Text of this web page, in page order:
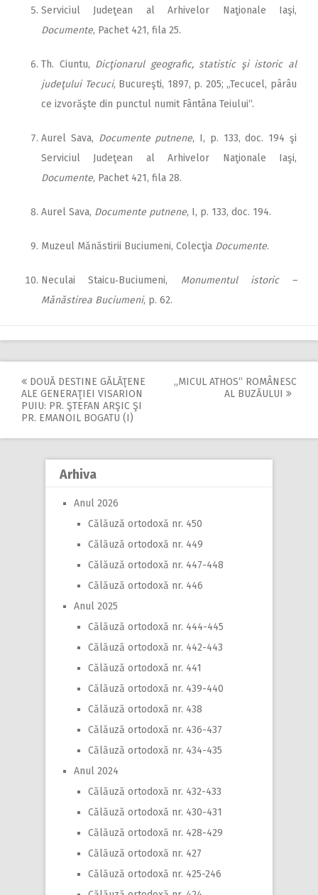
Serviciul Judeţean al Arhivelor Naţionale Iaşi,
Documente, Pachet 421, fila 25.
Th. Ciuntu, Dicţionarul geografic, statistic şi istoric al
judeţului Tecuci, Bucureşti, 1897, p. 205; „Tecucel, pârâu
ce izvorăşte din punctul numit Fântâna Teiului“.
Aurel Sava, Documente putnene, I, p. 133, doc. 194 şi
Serviciul Judeţean al Arhivelor Naţionale Iaşi,
Documente, Pachet 421, fila 28.
Aurel Sava, Documente putnene, I, p. 133, doc. 194.
Muzeul Mănăstirii Buciumeni, Colecţia Documente.
Neculai Staicu‑Buciumeni, Monumentul istoric –
Mănăstirea Buciumeni, p. 62.
Post
navigation
DOUĂ DESTINE GĂLĂŢENE
ALE GENERAŢIEI VISARION
PUIU: PR. ŞTEFAN ARŞIC ŞI
PR. EMANOIL BOGATU (I)
„MICUL ATHOS“ ROMÂNESC
AL BUZĂULUI
Arhiva
Anul 2026
Călăuză ortodoxă nr. 450
Călăuză ortodoxă nr. 449
Călăuză ortodoxă nr. 447-448
Călăuză ortodoxă nr. 446
Anul 2025
Călăuză ortodoxă nr. 444-445
Călăuză ortodoxă nr. 442-443
Călăuză ortodoxă nr. 441
Călăuză ortodoxă nr. 439-440
Călăuză ortodoxă nr. 438
Călăuză ortodoxă nr. 436-437
Călăuză ortodoxă nr. 434-435
Anul 2024
Călăuză ortodoxă nr. 432-433
Călăuză ortodoxă nr. 430-431
Călăuză ortodoxă nr. 428-429
Călăuză ortodoxă nr. 427
Călăuză ortodoxă nr. 425-246